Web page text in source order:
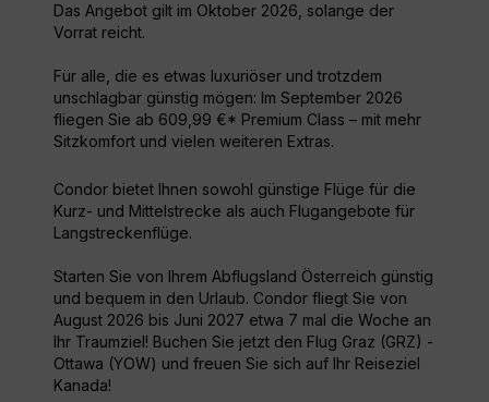
Das Angebot gilt im Oktober 2026, solange der
Vorrat reicht.
Für alle, die es etwas luxuriöser und trotzdem
unschlagbar günstig mögen: Im September 2026
fliegen Sie ab 609,99 €* Premium Class – mit mehr
Sitzkomfort und vielen weiteren Extras.
Condor bietet Ihnen sowohl günstige Flüge für die
Kurz- und Mittelstrecke als auch Flugangebote für
Langstreckenflüge.
Starten Sie von Ihrem Abflugsland Österreich günstig
und bequem in den Urlaub. Condor fliegt Sie von
August 2026 bis Juni 2027 etwa 7 mal die Woche an
Ihr Traumziel! Buchen Sie jetzt den Flug Graz (GRZ) -
Ottawa (YOW) und freuen Sie sich auf Ihr Reiseziel
Kanada!